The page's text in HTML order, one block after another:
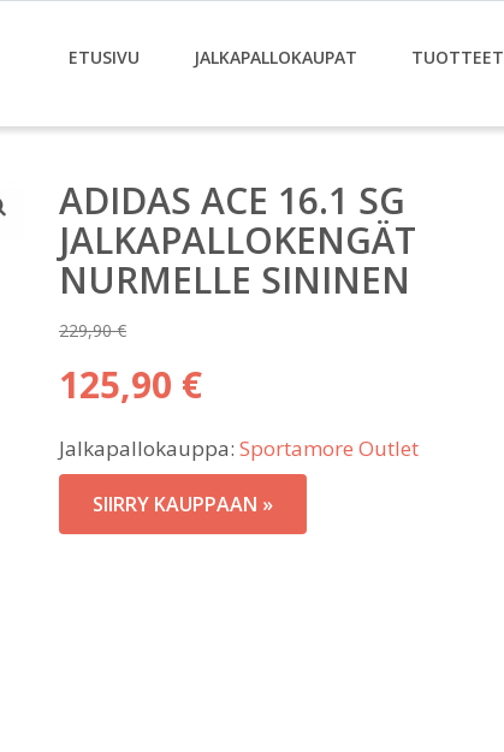
ETUSIVU JALKAPALLOKAUPAT TUOTTEET
ADIDAS ACE 16.1 SG
JALKAPALLOKENGÄT
NURMELLE SININEN
229,90€
Alkuperäinen
hinta
229,90 €.
125,90 €
hinta
on:
125,90 €.
Jalkapallokauppa: Sportamore Outlet
SIIRRY KAUPPAAN »